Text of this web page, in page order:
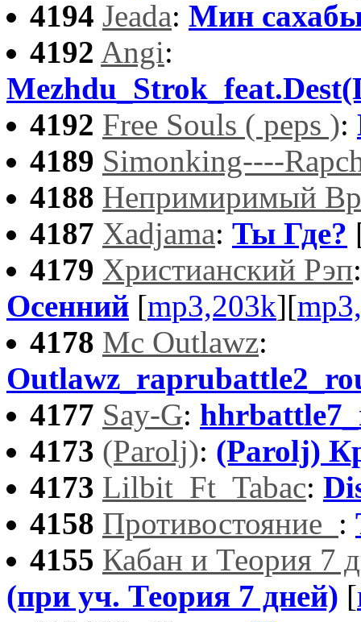
4194 Jeada: Мин
4192 Angi:
4192 Free Souls ( peps ):
4189 Simonking----
4188 Непримиримый
4187 Xadjama: Ты Где?
4179 Христианский Рэп
Осенний [mp3,203k][
4178 Mc Outlawz:
4177 Say-G:
4173 (Parolj): (Parolj)
4173 Lilbit_Ft_Tabac:
4158 Противостояние_ :
4155 Кабан и Теория 7
(при уч. Теория 7 дней) [